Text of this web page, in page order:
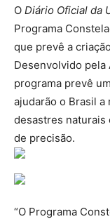
O Diário Oficial da
Programa
que prevê a
Desenvolvido pela
programa prevê
ajudarão o Brasil
desastres
de precisão.
“O Programa